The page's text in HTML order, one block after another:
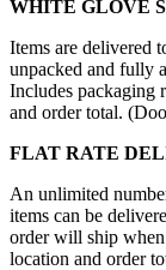
WHITE GLOVE
Items are delivered
unpacked and fully
Includes packaging
and order total.
FLAT RATE
An unlimited
items can be
order will ship
location and order